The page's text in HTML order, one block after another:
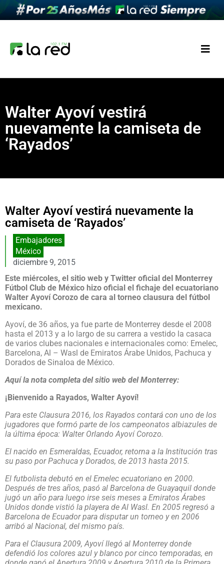
Walter Ayoví vestirá
nuevamente la camiseta de
‘Rayados’
Walter Ayoví vestirá nuevamente la
camiseta de ‘Rayados’
Embajadores
México
diciembre 9, 2015
Este miércoles, el sitio web y Twitter oficial del Monterrey
Fútbol Club de México hizo oficial el fichaje del ecuatoriano
Walter Ayoví Corozo de cara al torneo clausura del fútbol
mexicano.
Ayoví, de 36 años, ya fue parte de Monterrey desde el 2008
hasta el 2013 y a lo largo de su carrera a vestido la casaca
de varios clubes nacionales e internacionales como: Emelec,
Barcelona, Al – Wasl de Emiratos Árabe Unidos, Pachuca y
Dorados de Sinaloa de México.
Aquí la nota completa del sitio web del Monterrey:
¡Bienvenido a Rayados, Walter Ayoví!
Para este Clausura 2016, los Rayados contará con uno de los
jugadores que formó parte de los campeonatos albiazules de
la última época: Walter Orlando Ayoví Corozo.
El nacido en Esmeraldas, Ecuador, retorna a la Institución tras
su paso por Pachuca y Dorados, de 2013 hasta 2015.
El futbolista debutó en el Emelec ecuatoriano en 2000.
Después de tres años, pasó al Barcelona de Guayaquil donde
jugó un año para luego irse seis meses a Emiratos Árabes
Unidos donde vistió la playera de Al Wasl. En 2005 regresó a
Barcelona de Ecuador para disputar un torneo y en 2006
arribó al Nacional, del mismo país.
Para el Clausura 2009, Ayoví llegó al Monterrey donde
defendió los colores azul y blanco por cinco temporadas, en